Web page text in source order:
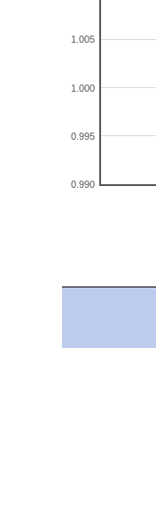
0.990
0.995
1.000
1.005